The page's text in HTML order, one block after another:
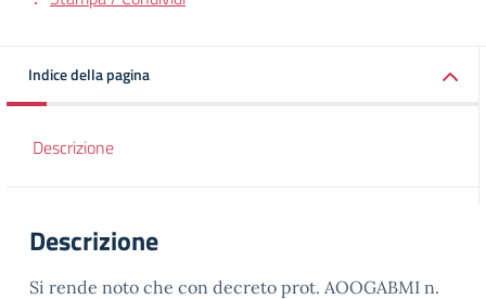
Indice della pagina
Descrizione
Descrizione
Si rende noto che con decreto prot. AOOGABMI n.